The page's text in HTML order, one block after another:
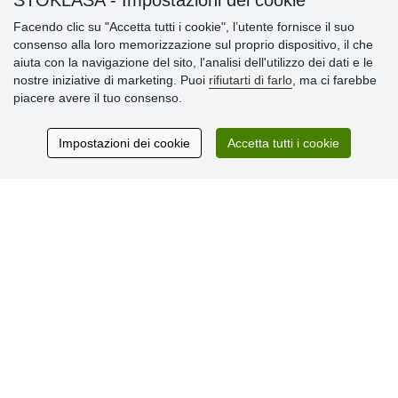
» Impostazioni dei cookie
» Termini & Condizioni
» Informativa sulla Privacy
» Consegna e pagamento
» Garanzia e resi
Facendo clic su "Accetta tutti i cookie", l’utente fornisce il suo
consenso alla loro memorizzazione sul proprio dispositivo, il che
aiuta con la navigazione del sito, l'analisi dell'utilizzo dei dati e le
nostre iniziative di marketing. Puoi rifiutarti di farlo , ma ci farebbe
piacere avere il tuo consenso.
Impostazioni dei cookie Accetta tutti i cookie